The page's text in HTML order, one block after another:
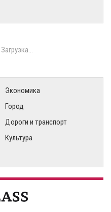
Загрузка...
Экономика
Город
Дороги и транспорт
Культура